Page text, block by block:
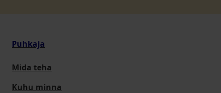
Puhkaja
Mida teha
Kuhu minna